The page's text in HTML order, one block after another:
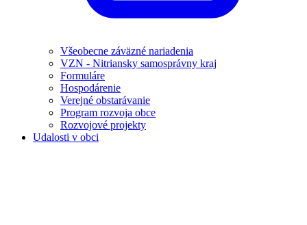
Všeobecne záväzné nariadenia
VZN - Nitriansky samosprávny kraj
Formuláre
Hospodárenie
Verejné obstarávanie
Program rozvoja obce
Rozvojové projekty
Udalosti v obci